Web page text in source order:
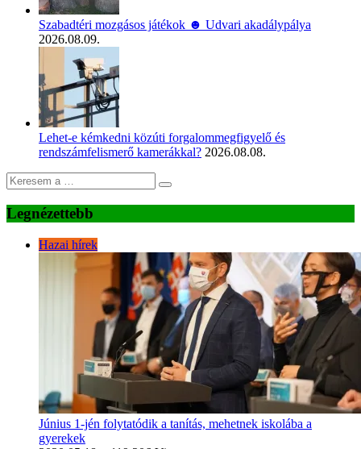
Szabadtéri mozgásos játékok ☻ Udvari akadálypálya
2026.08.09.
Lehet-e kémkedni közúti forgalommegfigyelő és
rendszámfelismerő kamerákkal? 2026.08.08.
Legnézettebb
Hazai hírek
Június 1-jén folytatódik a tanítás, mehetnek iskolába a
gyerekek